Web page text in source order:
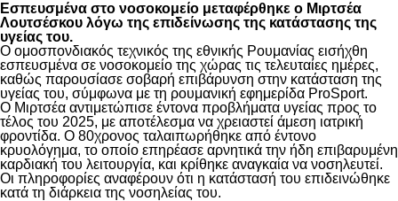
Εσπευσμένα στο νοσοκομείο μεταφέρθηκε ο Μιρτσέα
Λουτσέσκου λόγω της επιδείνωσης της κατάστασης της
υγείας του.
Ο ομοσπονδιακός τεχνικός της εθνικής Ρουμανίας εισήχθη
εσπευσμένα σε νοσοκομείο της χώρας τις τελευταίες ημέρες,
καθώς παρουσίασε σοβαρή επιβάρυνση στην κατάσταση της
υγείας του, σύμφωνα με τη ρουμανική εφημερίδα ProSport.
Ο Μιρτσέα αντιμετώπισε έντονα προβλήματα υγείας προς το
τέλος του 2025, με αποτέλεσμα να χρειαστεί άμεση ιατρική
φροντίδα. Ο 80χρονος ταλαιπωρήθηκε από έντονο
κρυολόγημα, το οποίο επηρέασε αρνητικά την ήδη επιβαρυμένη
καρδιακή του λειτουργία, και κρίθηκε αναγκαία να νοσηλευτεί.
Οι πληροφορίες αναφέρουν ότι η κατάστασή του επιδεινώθηκε
κατά τη διάρκεια της νοσηλείας του.